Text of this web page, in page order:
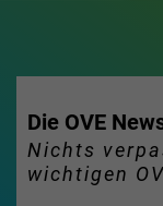
Die OVE
Nichts
wichtigen